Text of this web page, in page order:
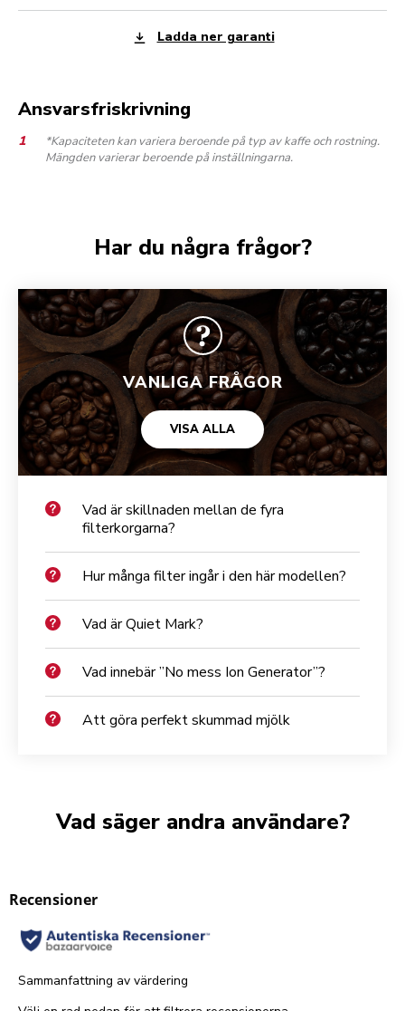
Ladda ner garanti
Ansvarsfriskrivning
*Kapaciteten kan variera beroende på typ av kaffe och rostning.
Mängden varierar beroende på inställningarna.
Har du några frågor?
VANLIGA FRÅGOR
VISA ALLA
Vad är skillnaden mellan de fyra
filterkorgarna?
Hur många filter ingår i den här modellen?
Vad är Quiet Mark?
Vad innebär ”No mess Ion Generator”?
Att göra perfekt skummad mjölk
Vad säger andra användare?